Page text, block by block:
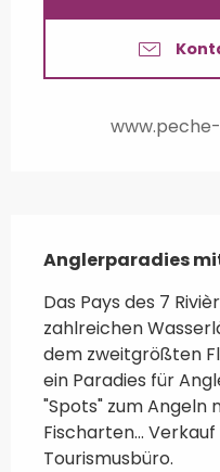
Anglerparadies
Das Pays des 7
zahlreichen
dem zweitgrößten
ein Paradies für
"Spots" zum Angeln
Fischarten...
Tourismusbüro.